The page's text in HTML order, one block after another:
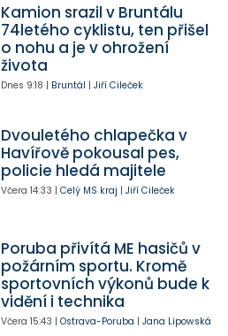
Kamion srazil v Bruntálu
74letého cyklistu, ten přišel
o nohu a je v ohrožení
života
Dnes 9:18 | Bruntál | Jiří Cileček
Dvouletého chlapečka v
Havířově pokousal pes,
policie hledá majitele
Včera 14:33 | Celý MS kraj | Jiří Cileček
Poruba přivítá ME hasičů v
požárním sportu. Kromě
sportovních výkonů bude k
vidění i technika
Včera 15:43 | Ostrava-Poruba | Jana Lipowská